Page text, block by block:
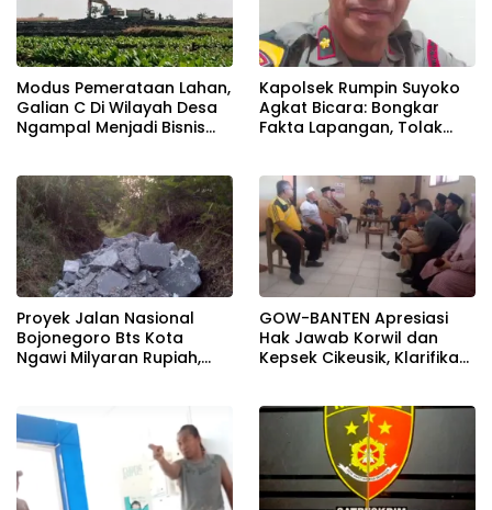
Modus Pemerataan Lahan,
Galian C Di Wilayah Desa
Ngampal Menjadi Bisnis
Kapolsek Rumpin Suyoko
Agkat Bicara: Bongkar
Fakta Lapangan, Tolak
Pun Tarik Keterangan!
Proyek Jalan Nasional
Bojonegoro Bts Kota
Ngawi Milyaran Rupiah,
GOW-BANTEN Apresiasi
Hak Jawab Korwil dan
Kepsek Cikeusik, Klarifikasi